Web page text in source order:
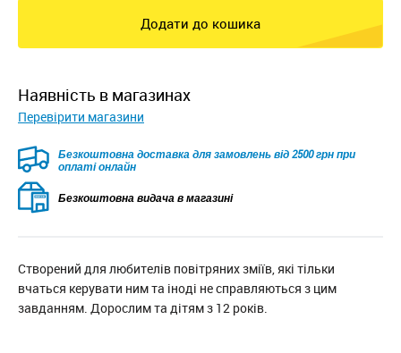
Додати до кошика
наявність в магазинах
Перевірити магазини
Безкоштовна доставка для замовлень від 2500 грн при
оплаті онлайн
Безкоштовна видача в магазині
Створений для любителів повітряних зміїв, які тільки
вчаться керувати ним та іноді не справляються з цим
завданням. Дорослим та дітям з 12 років.